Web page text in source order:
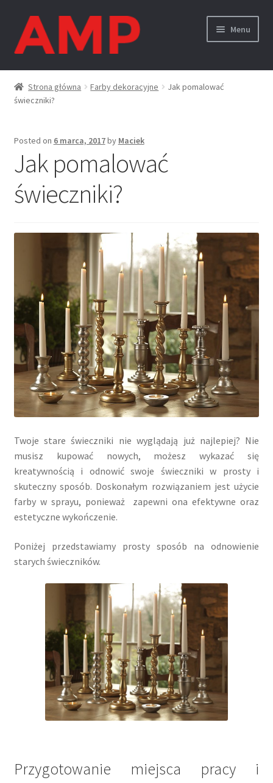
Skip
to
navigation
Skip
to
content
Menu
Strona główna
Kontakt z nami
Koszyk
Moje konto
O nas
Polityka Cookies
Polityka prywatności
Porady
Produkty
Regulamin
Wysyłki i dostawy
Zgłoś błąd
Strona główna Farby dekoracyjne
Jak pomalować
świeczniki?
Posted on 6 marca, 2017by Maciek
Jak pomalować
świeczniki?
Twoje stare świeczniki nie wyglądają już najlepiej? Nie
musisz kupować nowych, możesz wykazać się
kreatywnością i odnowić swoje świeczniki w prosty i
skuteczny sposób. Doskonałym rozwiązaniem jest użycie
farby w sprayu, ponieważ zapewni ona efektywne oraz
estetyczne wykończenie.
Poniżej przedstawiamy prosty sposób na odnowienie
starych świeczników.
Przygotowanie miejsca pracy i